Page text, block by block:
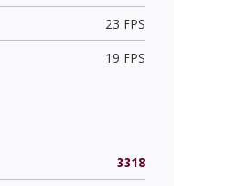
23 FPS
19 FPS
3318